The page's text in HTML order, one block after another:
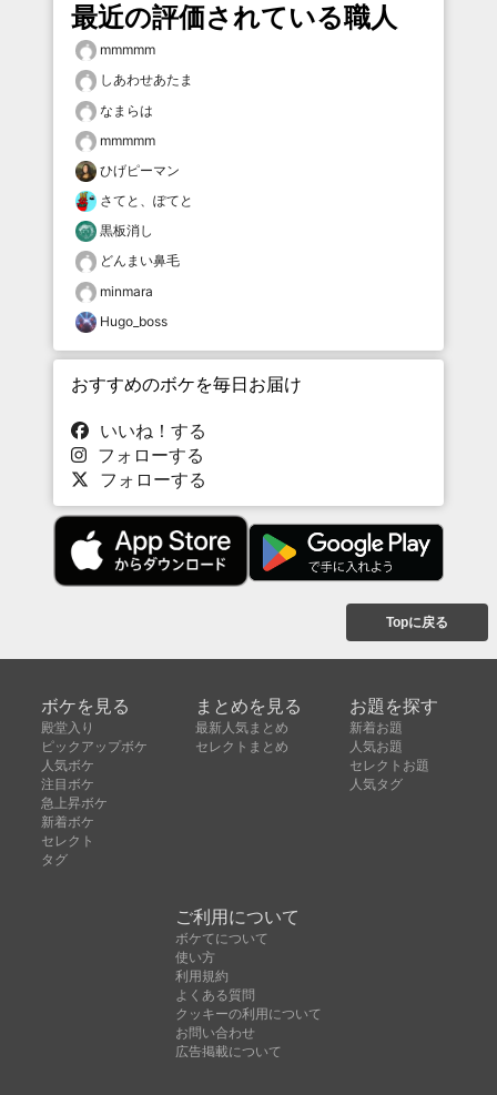
最近の評価されている職人
mmmmm
しあわせあたま
なまらは
mmmmm
ひげピーマン
さてと、ぽてと
黒板消し
どんまい鼻毛
minmara
Hugo_boss
おすすめのボケを毎日お届け
いいね！する
フォローする
フォローする
Topに戻る
ボケを見る
殿堂入り
ピックアップボケ
人気ボケ
注目ボケ
急上昇ボケ
新着ボケ
セレクト
タグ
まとめを見る
最新人気まとめ
セレクトまとめ
お題を探す
新着お題
人気お題
セレクトお題
人気タグ
ご利用について
ボケてについて
使い方
利用規約
よくある質問
クッキーの利用について
お問い合わせ
広告掲載について